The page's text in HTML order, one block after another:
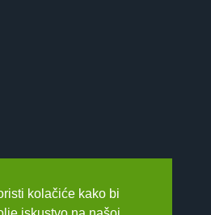
kolačiće kako bi